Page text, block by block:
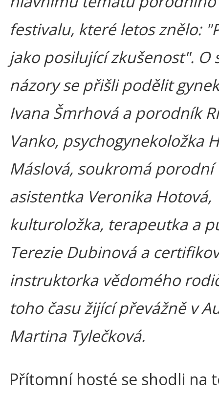
festivalu, které letos znělo:
jako posilující zkušenost". O
názory se přišli podělit
Ivana Šmrhová a porodník
Vanko, psychogynekoložka
Máslová, soukromá porodní
asistentka Veronika Hotová,
kulturoložka, terapeutka a
Terezie Dubinová a
instruktorka vědomého
toho času žijící převážně v
Martina Tylečková.
Přítomní hosté se shodli na